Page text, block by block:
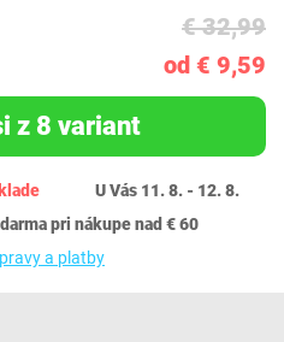
€ 32,99
od € 9,59
z 8 variant
U Vás 11. 8. - 12. 8.
pri nákupe nad € 60
a platby